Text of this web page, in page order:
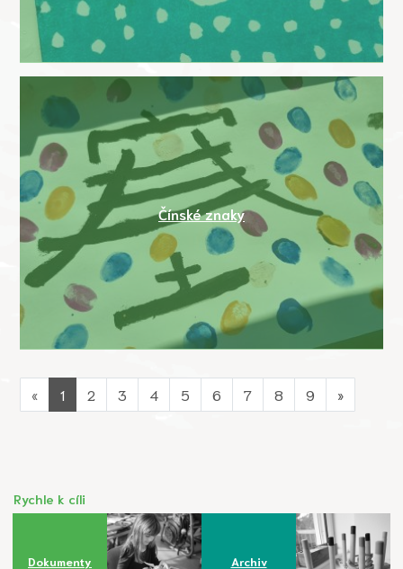
Čínské znaky
« 1 2 3 4 5 6 7 8 9 »
Rychle k cíli
Dokumenty Archiv